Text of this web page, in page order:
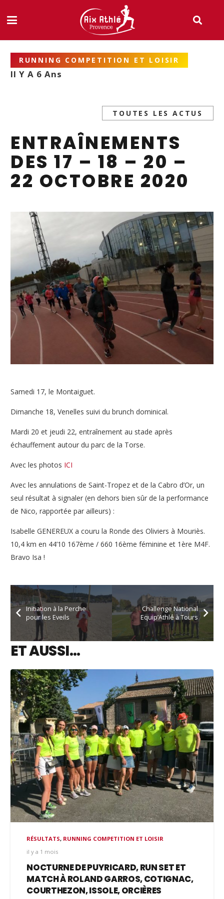
RUNNING COMPETITION ET LOISIR
Il Y A 6 Ans
TOUTES LES ACTUS
ENTRAÎNEMENTS
DES 17 – 18 – 20 –
22 OCTOBRE 2020
Samedi 17, le Montaiguet.
Dimanche 18, Venelles suivi du brunch dominical.
Mardi 20 et jeudi 22, entraînement au stade après
échauffement autour du parc de la Torse.
Avec les photos ICI
Avec les annulations de Saint-Tropez et de la Cabro d’Or, un
seul résultat à signaler (en dehors bien sûr de la performance
de Nico, rapportée par ailleurs) :
Isabelle GENEREUX a couru la Ronde des Oliviers à Mouriès.
10,4 km en 44’10 167ème / 660 16ème féminine et 1ère M4F.
Bravo Isa !
Initiation à la Perche
pour les Eveils
Challenge National
Equip’Athlé à Tours
ET AUSSI…
RÉSULTATS, RUNNING COMPETITION ET LOISIR
il y a 1 mois
NOCTURNE DE PUYRICARD, RUN SET ET
MATCH À ROLAND GARROS, COTIGNAC,
COURTHEZON, ISSOLE, ORCIÈRES